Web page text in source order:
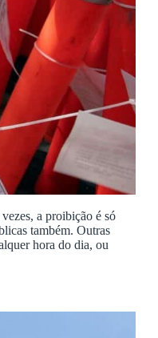
a proibição é só
também. Outras
hora do dia, ou